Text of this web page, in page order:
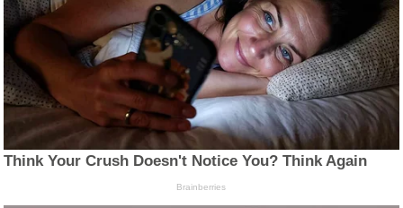
Think Your Crush Doesn't Notice You? Think Again
Brainberries